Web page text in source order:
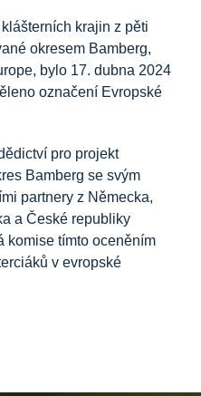
krajin z pěti
okresem Bamberg,
bylo 17. dubna 2024
označení Evropské
pro projekt
Bamberg se svým
partnery z Německa,
a České republiky
komise tímto oceněním
v evropské